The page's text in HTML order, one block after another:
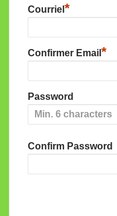
Courriel *
Confirmer Email *
Password
Confirm Password